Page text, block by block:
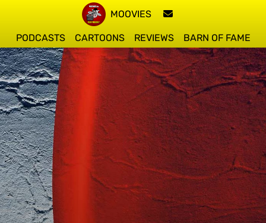
MOOVIES
PODCASTS CARTOONS REVIEWS BARN OF FAME